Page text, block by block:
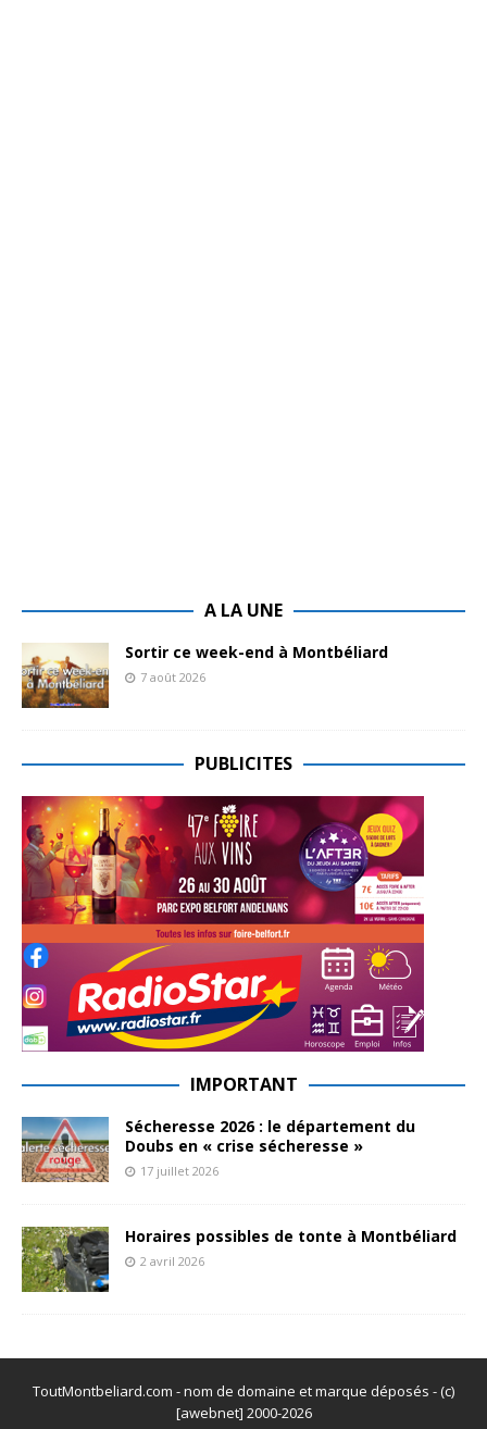
A LA UNE
Sortir ce week-end à Montbéliard
7 août 2026
PUBLICITES
IMPORTANT
Sécheresse 2026 : le département du
Doubs en « crise sécheresse »
17 juillet 2026
Horaires possibles de tonte à Montbéliard
2 avril 2026
ToutMontbeliard.com - nom de domaine et marque déposés - (c)
[awebnet] 2000-2026